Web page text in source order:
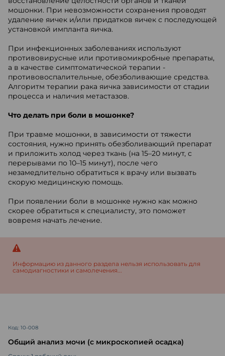
мошонки. При невозможности сохранения проводят
удаление яичек и/или придатков яичек с последующей
установкой импланта яичка.
При инфекционных заболеваниях используют
противовирусные или противомикробные препараты,
а в качестве симптоматической терапии -
противовоспалительные, обезболивающие средства.
Алгоритм терапии рака яичка зависимости от стадии
процесса и наличия метастазов.
Что делать при боли в мошонке?
При травме мошонки, в зависимости от тяжести
состояния, нужно принять обезболивающий препарат
и приложить холод через ткань (на 15–20 минут, с
перерывами по 10–15 минут), после чего
незамедлительно обратиться к врачу или вызвать
скорую медицинскую помощь.
При появлении боли в мошонке нужно как можно
скорее обратиться к специалисту, это поможет
вовремя начать лечение.
Информацию из данного раздела нельзя использовать для
самодиагностики и самолечения...
Код: 10-008
Общий анализ мочи (с микроскопией осадка)